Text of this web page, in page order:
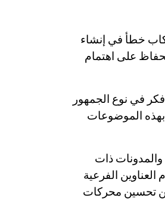
خطأ في إنشاء
على اهتمام
في نوع الجمهور
بهذه الموضوعات
والمدونات ذات
الفرعية
من تحسين محركات